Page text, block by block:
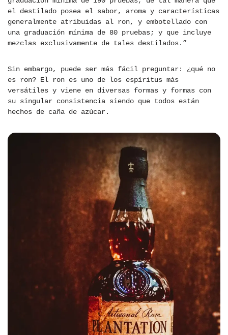
el destilado posea el sabor, aroma y características
generalmente atribuidas al ron, y embotellado con
una graduación mínima de 80 pruebas; y que incluye
mezclas exclusivamente de tales destilados.”
Sin embargo, puede ser más fácil preguntar: ¿qué no
es ron? El ron es uno de los espíritus más
versátiles y viene en diversas formas y formas con
su singular consistencia siendo que todos están
hechos de caña de azúcar.